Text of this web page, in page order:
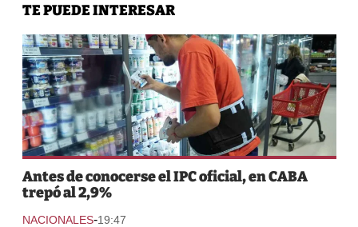
TE PUEDE INTERESAR
Antes de conocerse el IPC oficial, en CABA
trepó al 2,9%
NACIONALES-19:47